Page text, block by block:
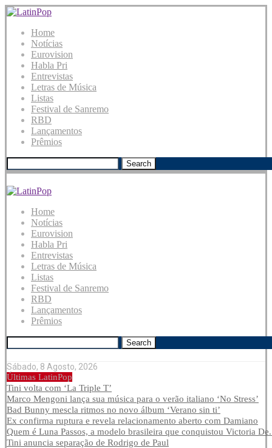
Home
Notícias
Eurovision
Habla Pri
Entrevistas
Letras de Música
Listas
Festival de Sanremo
RBD
Lançamentos
Prêmios
Search
Home
Notícias
Eurovision
Habla Pri
Entrevistas
Letras de Música
Listas
Festival de Sanremo
RBD
Lançamentos
Prêmios
Search
Sábado, 8 Agosto, 2026
Últimas LatinPop
Tini volta com ‘La Triple T’
Marco Mengoni lança sua música para o verão italiano ‘No Stress’
Bad Bunny mescla ritmos no novo álbum ‘Verano sin ti’
Ex confirma ruptura e revela relacionamento aberto com Damiano
Quem é Luna Passos, a modelo brasileira que conquistou Victoria
Tini anuncia separação de Rodrigo de Paul